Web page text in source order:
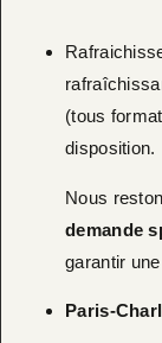
(tous
disposition.
Nous
demande
garantir
Paris-